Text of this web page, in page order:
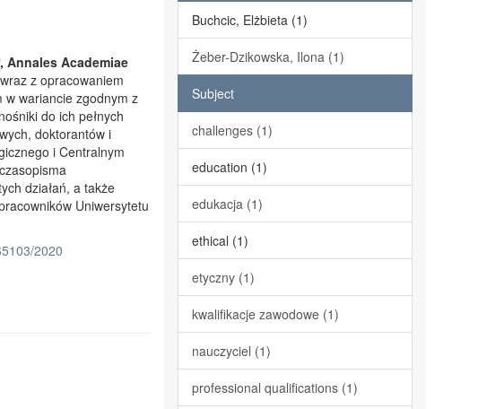
Annales Academiae
z opracowaniem
w wariancie zgodnym z
do ich pełnych
doktorantów i
i Centralnym
działań, a także
Uniwersytetu
2020
Buchcic, Elżbieta (1)
Żeber-Dzikowska, Ilona (1)
Subject
challenges (1)
education (1)
edukacja (1)
ethical (1)
etyczny (1)
kwalifikacje zawodowe (1)
nauczyciel (1)
professional qualifications (1)